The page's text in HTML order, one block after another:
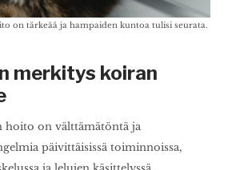
on tärkeää ja hampaiden kuntoa tulisi seurata.
merkitys koiran
hoito on välttämätöntä ja
päivittäisissä toiminnoissa,